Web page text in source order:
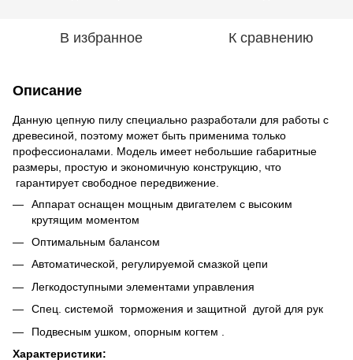
В избранное К сравнению
Описание
Данную цепную пилу специально разработали для работы с
древесиной, поэтому может быть применима только
профессионалами. Модель имеет небольшие габаритные
размеры, простую и экономичную конструкцию, что
гарантирует свободное передвижение.
Аппарат оснащен мощным двигателем с высоким
крутящим моментом
Оптимальным балансом
Автоматической, регулируемой смазкой цепи
Легкодоступными элементами управления
Спец. системой торможения и защитной дугой для рук
Подвесным ушком, опорным когтем .
Характеристики: